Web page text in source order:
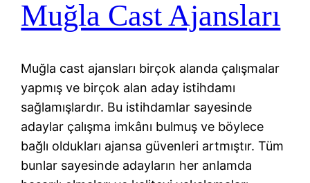
Muğla Cast Ajansları
Muğla cast ajansları birçok alanda çalışmalar
yapmış ve birçok alan aday istihdamı
sağlamışlardır. Bu istihdamlar sayesinde
adaylar çalışma imkânı bulmuş ve böylece
bağlı oldukları ajansa güvenleri artmıştır. Tüm
bunlar sayesinde adayların her anlamda